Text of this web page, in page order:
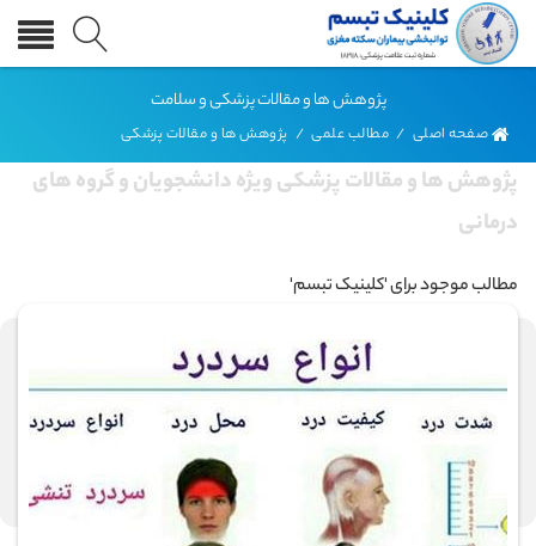
پژوهش ها و مقالات پزشکی و سلامت
صفحه اصلی / مطالب علمی / پژوهش ها و مقالات پزشکی
پژوهش ها و مقالات پزشکی ویژه دانشجویان و گروه های
درمانی
مطالب موجود برای 'کلینیک تبسم'